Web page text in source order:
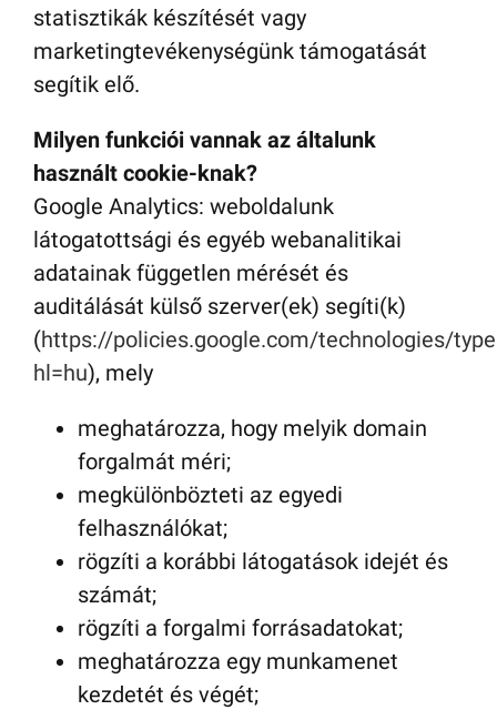
statisztikák készítését vagy
marketingtevékenységünk támogatását
segítik elő.
Milyen funkciói vannak az általunk
használt cookie-knak?
Google Analytics: weboldalunk
látogatottsági és egyéb webanalitikai
adatainak független mérését és
auditálását külső szerver(ek) segíti(k)
(https://policies.google.com/technologies/
hl=hu), mely
meghatározza, hogy melyik domain
forgalmát méri;
megkülönbözteti az egyedi
felhasználókat;
rögzíti a korábbi látogatások idejét és
számát;
rögzíti a forgalmi forrásadatokat;
meghatározza egy munkamenet
kezdetét és végét;